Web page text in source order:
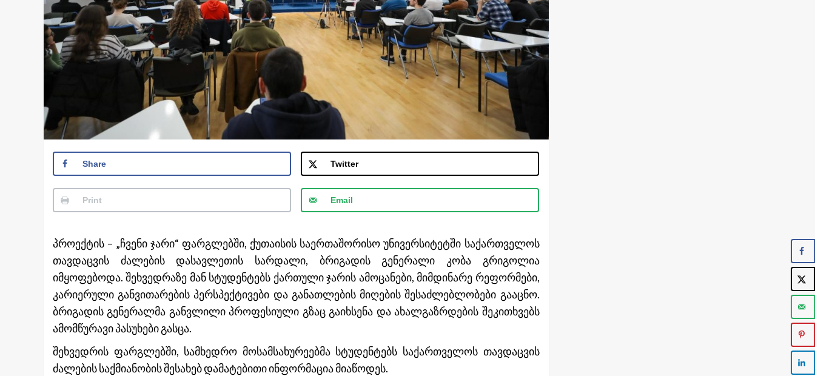
Share Twitter
Print Email
პროექტის – „ჩვენი ჯარი“ ფარგლებში, ქუთაისის საერთაშორისო უნივერსიტეტში საქართველოს
თავდაცვის ძალების დასავლეთის სარდალი, ბრიგადის გენერალი კობა გრიგოლია
იმყოფებოდა. შეხვედრაზე მან სტუდენტებს ქართული ჯარის ამოცანები, მიმდინარე რეფორმები,
კარიერული განვითარების პერსპექტივები და განათლების მიღების შესაძლებლობები გააცნო.
ბრიგადის გენერალმა განვლილი პროფესიული გზაც გაიხსენა და ახალგაზრდების შეკითხვებს
ამომწურავი პასუხები გასცა.
შეხვედრის ფარგლებში, სამხედრო მოსამსახურეებმა სტუდენტებს საქართველოს თავდაცვის
ძალების საქმიანობის შესახებ დამატებითი ინფორმაცია მიაწოდეს.